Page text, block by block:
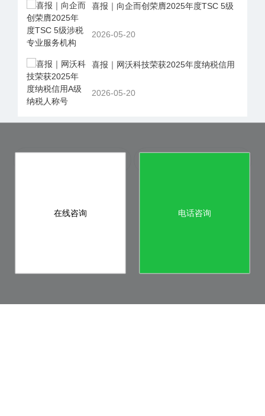
喜报｜向企而创荣膺2025年度TSC 5级
2026-05-20
喜报｜网沃科技荣获2025年度纳税信用
2026-05-20
在线咨询 电话咨询